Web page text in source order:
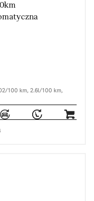
100 km, 2.6l/100 km,